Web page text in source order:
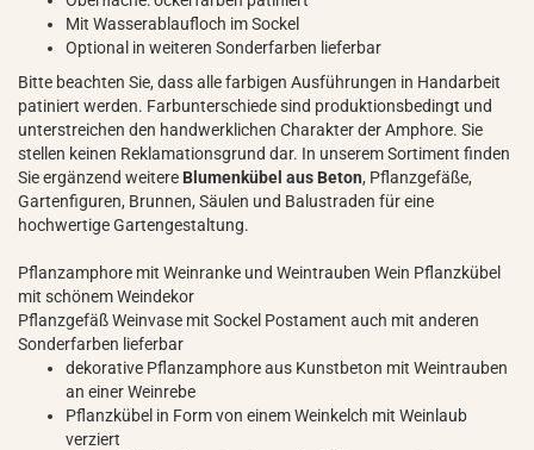
Mit Wasserablaufloch im Sockel
Optional in weiteren Sonderfarben lieferbar
Bitte beachten Sie, dass alle farbigen Ausführungen in Handarbeit
patiniert werden. Farbunterschiede sind produktionsbedingt und
unterstreichen den handwerklichen Charakter der Amphore. Sie
stellen keinen Reklamationsgrund dar. In unserem Sortiment finden
Sie ergänzend weitere Blumenkübel aus Beton, Pflanzgefäße,
Gartenfiguren, Brunnen, Säulen und Balustraden für eine
hochwertige Gartengestaltung.
Pflanzamphore mit Weinranke und Weintrauben Wein Pflanzkübel
mit schönem Weindekor
Pflanzgefäß Weinvase mit Sockel Postament auch mit anderen
Sonderfarben lieferbar
dekorative Pflanzamphore aus Kunstbeton mit Weintrauben
an einer Weinrebe
Pflanzkübel in Form von einem Weinkelch mit Weinlaub
verziert